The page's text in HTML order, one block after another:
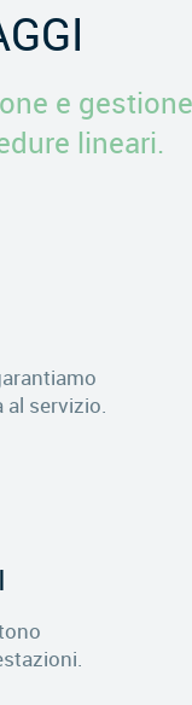
e
lineari.
al servizio.